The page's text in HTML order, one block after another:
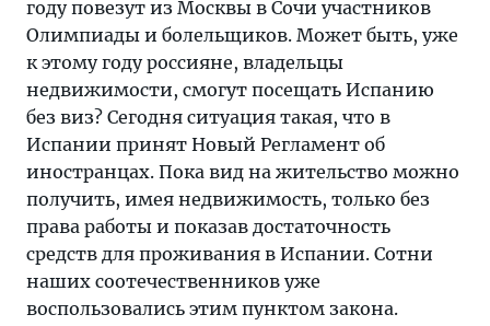
году повезут из Москвы в Сочи участников
Олимпиады и болельщиков. Может быть, уже
к этому году россияне, владельцы
недвижимости, смогут посещать Испанию
без виз? Сегодня ситуация такая, что в
Испании принят Новый Регламент об
иностранцах. Пока вид на жительство можно
получить, имея недвижимость, только без
права работы и показав достаточность
средств для проживания в Испании. Сотни
наших соотечественников уже
воспользовались этим пунктом закона.